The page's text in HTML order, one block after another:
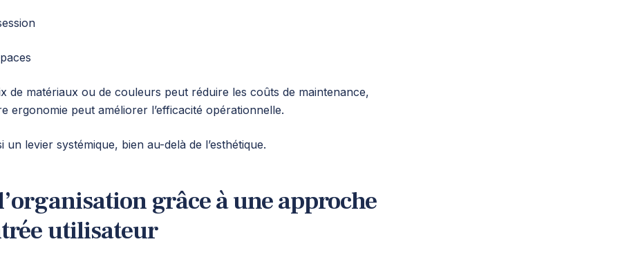
de matériaux ou de couleurs peut réduire les coûts de maintenance,
ergonomie peut améliorer l’efficacité opérationnelle.
un levier systémique, bien au-delà de l’esthétique.
grâce à une approche
utilisateur